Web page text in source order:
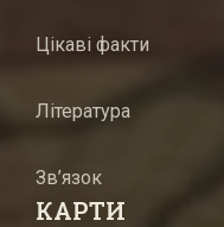
Цікаві факти
Література
Зв’язок
КАРТИ